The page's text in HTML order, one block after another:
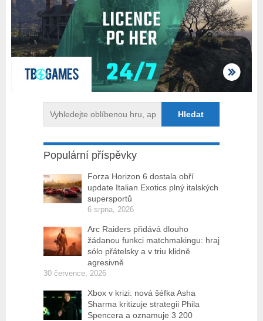
Populární příspěvky
Forza Horizon 6 dostala obří
update Italian Exotics plný italských
supersportů
6 srpna, 2026
Arc Raiders přidává dlouho
žádanou funkci matchmakingu: hraj
sólo přátelsky a v triu klidně
agresivně
30 července, 2026
Xbox v krizi: nová šéfka Asha
Sharma kritizuje strategii Phila
Spencera a oznamuje 3 200